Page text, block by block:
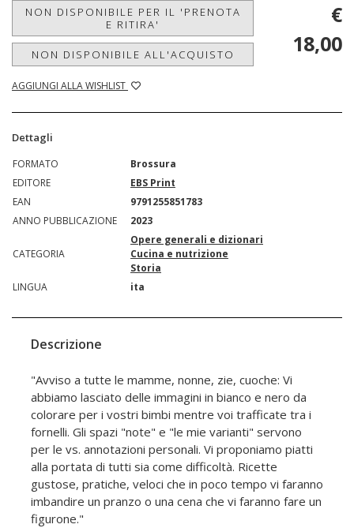
NON DISPONIBILE PER IL 'PRENOTA
E RITIRA'
NON DISPONIBILE ALL'ACQUISTO
AGGIUNGI ALLA WISHLIST
€
18,00
Dettagli
FORMATO
Brossura
EDITORE
EBS Print
EAN
9791255851783
ANNO PUBBLICAZIONE
2023
CATEGORIA
Opere generali e dizionari
Cucina e nutrizione
Storia
LINGUA
ita
Descrizione
"Avviso a tutte le mamme, nonne, zie, cuoche: Vi
abbiamo lasciato delle immagini in bianco e nero da
colorare per i vostri bimbi mentre voi trafficate tra i
fornelli. Gli spazi "note" e "le mie varianti" servono
per le vs. annotazioni personali. Vi proponiamo piatti
alla portata di tutti sia come difficoltà. Ricette
gustose, pratiche, veloci che in poco tempo vi faranno
imbandire un pranzo o una cena che vi faranno fare un
figurone."